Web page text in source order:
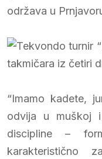
održava u
“Imamo kadete,
odvija u muškoj
discipline –